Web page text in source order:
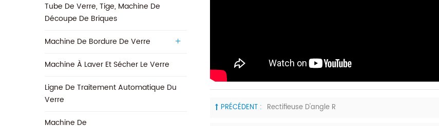
Tube De Verre, Tige, Machine De
Découpe De Briques
Machine De Bordure De Verre
Machine À Laver Et Sécher Le Verre
Ligne De Traitement Automatique Du
Verre
Machine De
PRÉCÉDENT : Rectifieuse D'angle R